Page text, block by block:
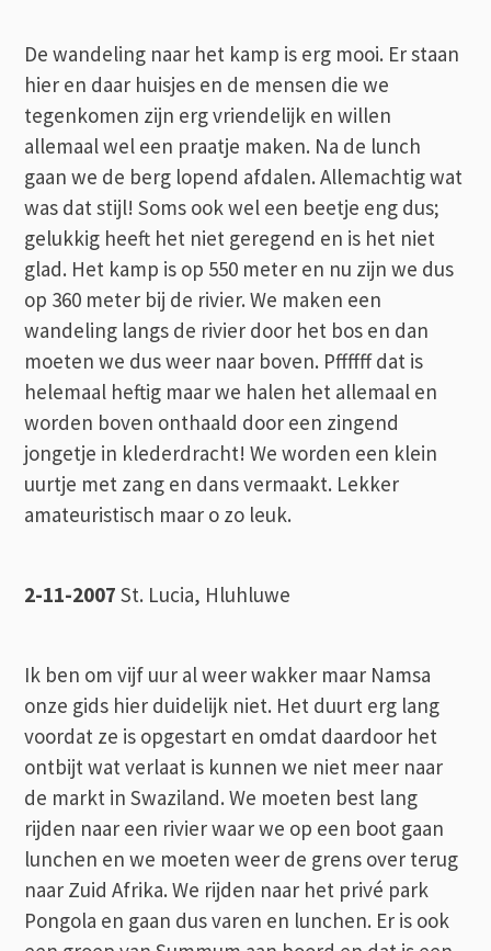
De wandeling naar het kamp is erg mooi. Er staan
hier en daar huisjes en de mensen die we
tegenkomen zijn erg vriendelijk en willen
allemaal wel een praatje maken. Na de lunch
gaan we de berg lopend afdalen. Allemachtig wat
was dat stijl! Soms ook wel een beetje eng dus;
gelukkig heeft het niet geregend en is het niet
glad. Het kamp is op 550 meter en nu zijn we dus
op 360 meter bij de rivier. We maken een
wandeling langs de rivier door het bos en dan
moeten we dus weer naar boven. Pffffff dat is
helemaal heftig maar we halen het allemaal en
worden boven onthaald door een zingend
jongetje in klederdracht! We worden een klein
uurtje met zang en dans vermaakt. Lekker
amateuristisch maar o zo leuk.
2-11-2007 St. Lucia, Hluhluwe
Ik ben om vijf uur al weer wakker maar Namsa
onze gids hier duidelijk niet. Het duurt erg lang
voordat ze is opgestart en omdat daardoor het
ontbijt wat verlaat is kunnen we niet meer naar
de markt in Swaziland. We moeten best lang
rijden naar een rivier waar we op een boot gaan
lunchen en we moeten weer de grens over terug
naar Zuid Afrika. We rijden naar het privé park
Pongola en gaan dus varen en lunchen. Er is ook